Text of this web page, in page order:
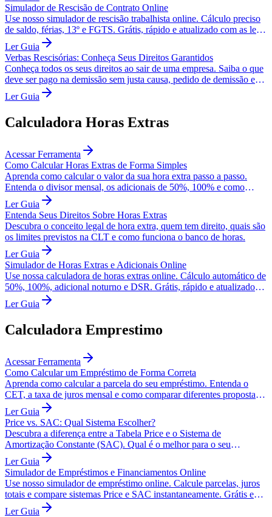
Simulador de Rescisão de Contrato Online
Use nosso simulador de rescisão trabalhista online. Cálculo preciso
de saldo, férias, 13º e FGTS. Grátis, rápido e atualizado com as leis
Ler Guia
Verbas Rescisórias: Conheça Seus Direitos Garantidos
Conheça todos os seus direitos ao sair de uma empresa. Saiba o que
deve ser pago na demissão sem justa causa, pedido de demissão e
outros tipos.
Ler Guia
Calculadora Horas Extras
Acessar Ferramenta
Como Calcular Horas Extras de Forma Simples
Aprenda como calcular o valor da sua hora extra passo a passo.
Entenda o divisor mensal, os adicionais de 50%, 100% e como
somar o DSR.
Ler Guia
Entenda Seus Direitos Sobre Horas Extras
Descubra o conceito legal de hora extra, quem tem direito, quais são
os limites previstos na CLT e como funciona o banco de horas.
Ler Guia
Simulador de Horas Extras e Adicionais Online
Use nossa calculadora de horas extras online. Cálculo automático de
50%, 100%, adicional noturno e DSR. Grátis, rápido e atualizado
com a CLT.
Ler Guia
Calculadora Emprestimo
Acessar Ferramenta
Como Calcular um Empréstimo de Forma Correta
Aprenda como calcular a parcela do seu empréstimo. Entenda o
CET, a taxa de juros mensal e como comparar diferentes propostas
bancárias.
Ler Guia
Price vs. SAC: Qual Sistema Escolher?
Descubra a diferença entre a Tabela Price e o Sistema de
Amortização Constante (SAC). Qual é o melhor para o seu
empréstimo ou financiamento?
Ler Guia
Simulador de Empréstimos e Financiamentos Online
Use nosso simulador de empréstimo online. Calcule parcelas, juros
totais e compare sistemas Price e SAC instantaneamente. Grátis e
sem cadastro.
Ler Guia